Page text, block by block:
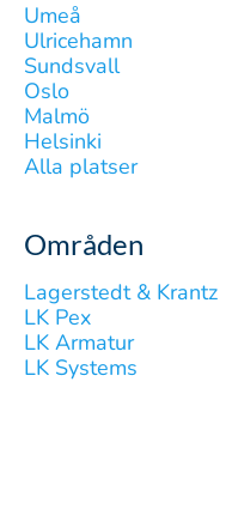
Umeå
Ulricehamn
Sundsvall
Oslo
Malmö
Helsinki
Alla platser
Områden
Lagerstedt & Krantz
LK Pex
LK Armatur
LK Systems